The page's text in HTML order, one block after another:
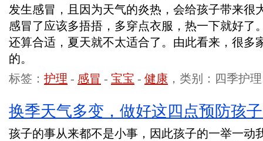
发生感冒，且因为天气的炎热，会给孩子带来很
感冒了应该多捂捂，多穿点衣服，热一下就好了
还算合适，夏天就不太适合了。由此看来，很多
的。
标签： 护理 - 感冒 - 宝宝 - 健康 ，类别：四季护理
换季天气多变，做好这四点预防孩
孩子的事从来都不是小事，因此孩子的一举一动